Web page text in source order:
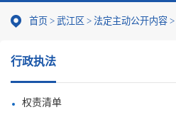
首页 > 武江区 > 法定主动公开内容 >
行政执法
权责清单